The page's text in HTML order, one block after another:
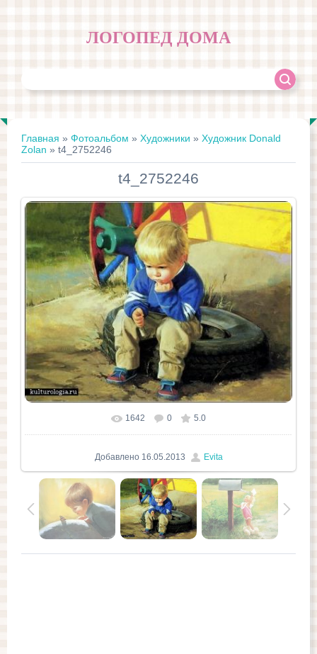
ЛОГОПЕД ДОМА
Главная » Фотоальбом » Художники » Художник Donald
Zolan » t4_2752246
t4_2752246
1642 0 5.0
Добавлено 16.05.2013 Evita